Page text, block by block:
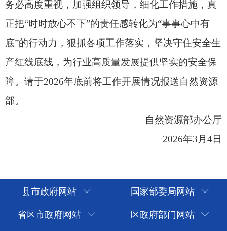
县市政府网站
国家部委局网站
省区市政府网站
区政府部门网站